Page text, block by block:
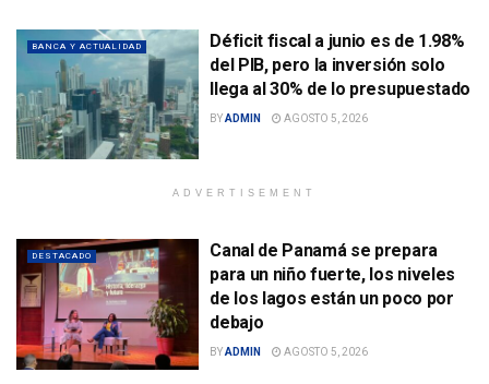
BANCA Y ACTUALIDAD
Déficit fiscal a junio es de 1.98%
del PIB, pero la inversión solo
llega al 30% de lo presupuestado
BYADMIN AGOSTO 5, 2026
ADVERTISEMENT
DESTACADO
Canal de Panamá se prepara
para un niño fuerte, los niveles
de los lagos están un poco por
debajo
BYADMIN AGOSTO 5, 2026